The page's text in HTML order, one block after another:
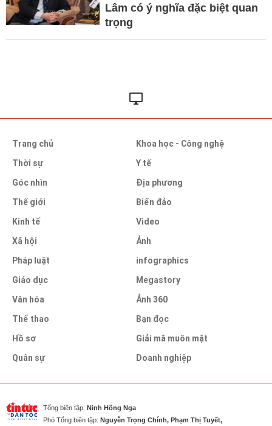
Lâm có ý nghĩa đặc biệt quan
trọng
Trang chủ
Thời sự
Góc nhìn
Thế giới
Kinh tế
Xã hội
Pháp luật
Giáo dục
Văn hóa
Thể thao
Hồ sơ
Quân sự
Khoa học - Công nghệ
Y tế
Địa phương
Biển đảo
Video
Ảnh
infographics
Megastory
Ảnh 360
Bạn đọc
Giải mã muôn mặt
Doanh nghiệp
Tổng biên tập: Ninh Hồng Nga
Phó Tổng biên tập: Nguyễn Trọng Chính, Phạm Thị Tuyết,